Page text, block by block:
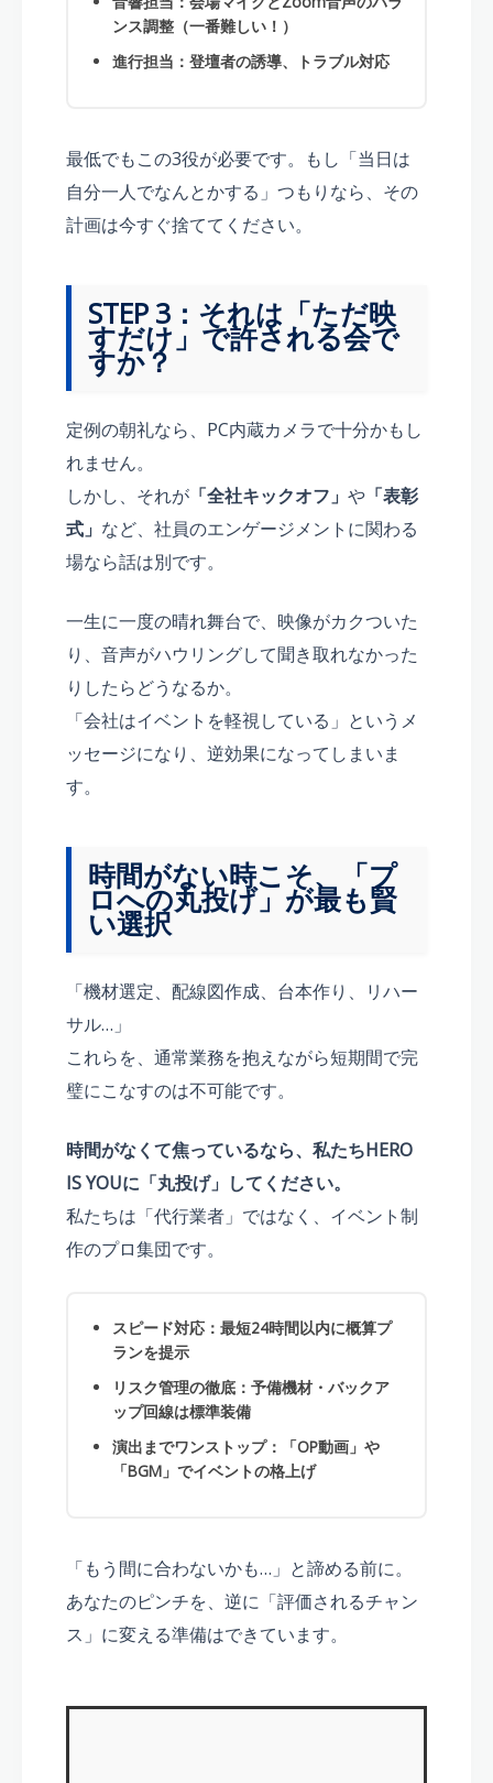
ンス調整（一番難しい！）
進行担当：登壇者の誘導、トラブル対応
最低でもこの3役が必要です。もし「当日は
自分一人でなんとかする」つもりなら、その
計画は今すぐ捨ててください。
STEP 3：それは「ただ映
すだけ」で許される会で
すか？
定例の朝礼なら、PC内蔵カメラで十分かもし
れません。
しかし、それが 「全社キックオフ」 や 「表彰
式」 など、社員のエンゲージメントに関わる
場なら話は別です。
一生に一度の晴れ舞台で、映像がカクついた
り、音声がハウリングして聞き取れなかった
りしたらどうなるか。
「会社はイベントを軽視している」というメ
ッセージになり、逆効果になってしまいま
す。
時間がない時こそ、「プ
ロへの丸投げ」が最も賢
い選択
「機材選定、配線図作成、台本作り、リハー
サル…」
これらを、通常業務を抱えながら短期間で完
璧にこなすのは不可能です。
時間がなくて焦っているなら、私たちHERO
IS YOUに「丸投げ」してください。
私たちは「代行業者」ではなく、イベント制
作のプロ集団です。
スピード対応：最短24時間以内に概算プ
ランを提示
リスク管理の徹底：予備機材・バックア
ップ回線は標準装備
演出までワンストップ：「OP動画」や
「BGM」でイベントの格上げ
「もう間に合わないかも…」と諦める前に。
あなたのピンチを、逆に「評価されるチャン
ス」に変える準備はできています。